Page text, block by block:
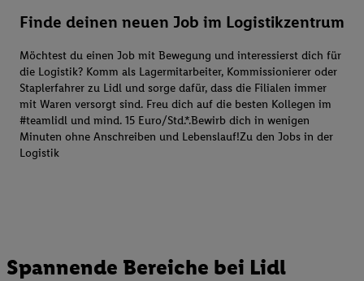
Finde deinen neuen Job im Logistikzentrum
Möchtest du einen Job mit Bewegung und interessierst dich für
die Logistik? Komm als Lagermitarbeiter, Kommissionierer oder
Staplerfahrer zu Lidl und sorge dafür, dass die Filialen immer
mit Waren versorgt sind. Freu dich auf die besten Kollegen im
#teamlidl und mind. 15 Euro/Std.*.Bewirb dich in wenigen
Minuten ohne Anschreiben und Lebenslauf!Zu den Jobs in der
Logistik
Spannende Bereiche bei Lidl